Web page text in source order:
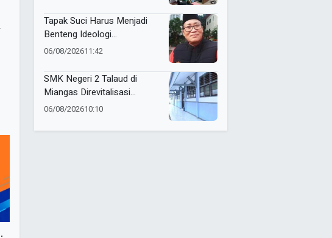
Tapak Suci Harus Menjadi
Benteng Ideologi
Muhammadiyah
06/08/202611:42
SMK Negeri 2 Talaud di
Miangas Direvitalisasi
Setelah 21 Tahun, Pendidikan
06/08/202610:10